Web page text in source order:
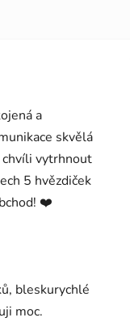
a
skvělá
vytrhnout
5 hvězdiček
❤️
bleskurychlé
moc.